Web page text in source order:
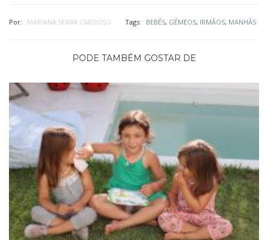
Por: MARIANA SEARA CARDOSO Tags: BEBÉS, GÉMEOS, IRMÃOS, MANHÃS
PODE TAMBÉM GOSTAR DE